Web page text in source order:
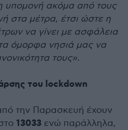
υπομονή ακόμα από τους
στα μέτρα, έτσι ώστε η
να γίνει με ασφάλεια
όμορφα νησιά μας να
τους».
του lockdown
την Παρασκευή έχουν
13033 ενώ παράλληλα,